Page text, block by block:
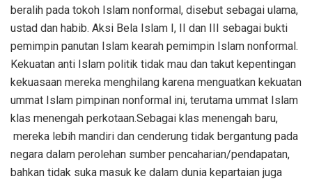
beralih pada tokoh Islam nonformal, disebut sebagai ulama,
ustad dan habib. Aksi Bela Islam I, II dan III sebagai bukti
pemimpin panutan Islam kearah pemimpin Islam nonformal.
Kekuatan anti Islam politik tidak mau dan takut kepentingan
kekuasaan mereka menghilang karena menguatkan kekuatan
ummat Islam pimpinan nonformal ini, terutama ummat Islam
klas menengah perkotaan.Sebagai klas menengah baru,
mereka lebih mandiri dan cenderung tidak bergantung pada
negara dalam perolehan sumber pencaharian/pendapatan,
bahkan tidak suka masuk ke dalam dunia kepartaian juga